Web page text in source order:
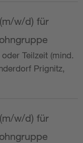
w/d) für
Teilzeit (mind.
Prignitz,
w/d) für